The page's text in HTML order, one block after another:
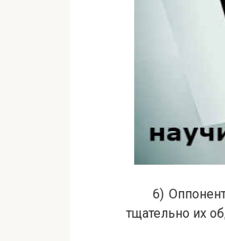
6) Оппонент
тщательно их